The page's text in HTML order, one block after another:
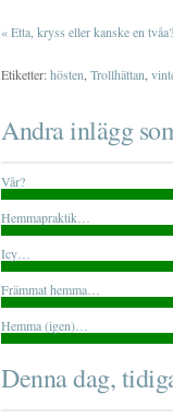
«Etta, kryss eller kanske en tvåa?
Etiketter:hösten Trollhättan
Andra inlägg
Vår?
Hemmapraktik…
Icy…
Främmat hemma…
Hemma (igen)…
Denna dag,